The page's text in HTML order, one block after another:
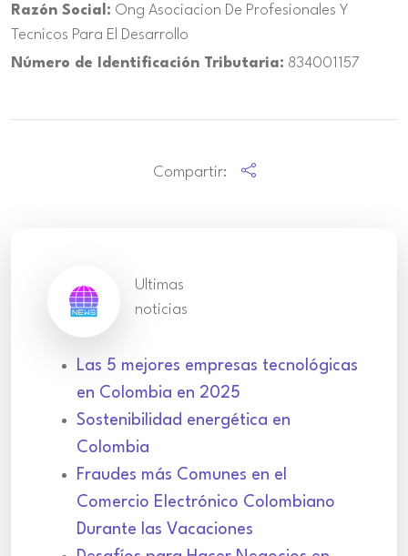
Razón Social: Ong Asociacion De Profesionales Y
Tecnicos Para El Desarrollo
Número de Identificación Tributaria: 834001157
Compartir:
Ultimas
noticias
Las 5 mejores empresas tecnológicas
en Colombia en 2025
Sostenibilidad energética en
Colombia
Fraudes más Comunes en el
Comercio Electrónico Colombiano
Durante las Vacaciones